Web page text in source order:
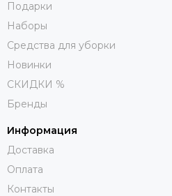
Подарки
Наборы
Средства для уборки
Новинки
СКИДКИ %
Бренды
Информация
Доставка
Оплата
Контакты